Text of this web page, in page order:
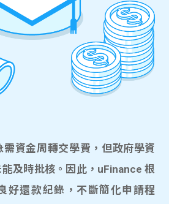
需資金周轉交學費，但政府學資
及時批核。因此，uFinance 根
好還款紀錄，不斷簡化申請程